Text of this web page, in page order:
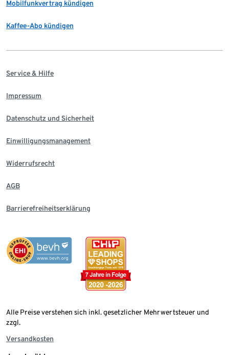
Mobilfunkvertrag kündigen
Kaffee-Abo kündigen
Service & Hilfe
Impressum
Datenschutz und Sicherheit
Einwilligungsmanagement
Widerrufsrecht
AGB
Barrierefreiheitserklärung
Alle Preise verstehen sich inkl. gesetzlicher Mehrwertsteuer und
zzgl.
Versandkosten